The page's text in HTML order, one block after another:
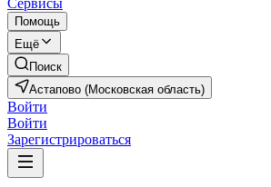
Сервисы
Помощь
Ещё
Поиск
Астапово (Московская область)
Войти
Войти
Зарегистрироваться